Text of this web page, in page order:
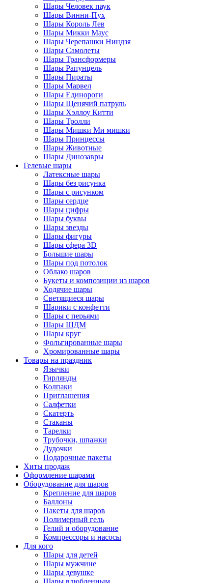
Шары Человек паук
Шары Винни-Пух
Шары Король Лев
Шары Микки Маус
Шары Черепашки Ниндзя
Шары Самолеты
Шары Трансформеры
Шары Рапунцель
Шары Пираты
Шары Марвел
Шары Единороги
Шары Щенячий патруль
Шары Хэллоу Китти
Шары Тролли
Шары Мишки Ми мишки
Шары Принцессы
Шары Животные
Шары Динозавры
Гелевые шары
Латексные шары
Шары без рисунка
Шары с рисунком
Шары сердце
Шары цифры
Шары буквы
Шары звезды
Шары фигуры
Шары сфера 3D
Большие шары
Шары под потолок
Облако шаров
Букеты и композиции из шаров
Ходячие шары
Светящиеся шары
Шарики с конфетти
Шары с перьями
Шары ШДМ
Шары круг
Фольгированные шары
Хромированные шары
Товары на праздник
Язычки
Гирлянды
Колпаки
Приглашения
Салфетки
Скатерть
Стаканы
Тарелки
Трубочки, шпажки
Дудочки
Подарочные пакеты
Хиты продаж
Оформление шарами
Оборудование для шаров
Крепление для шаров
Баллоны
Пакеты для шаров
Полимерный гель
Гелий и оборудование
Компрессоры и насосы
Для кого
Шары для детей
Шары мужчине
Шары девушке
Шары влюбленным